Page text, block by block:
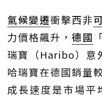
氣候變遷衝擊西非
力價格飆升，德國
瑞寶（Haribo）意
哈瑞寶在德國銷量
成長速度是市場平